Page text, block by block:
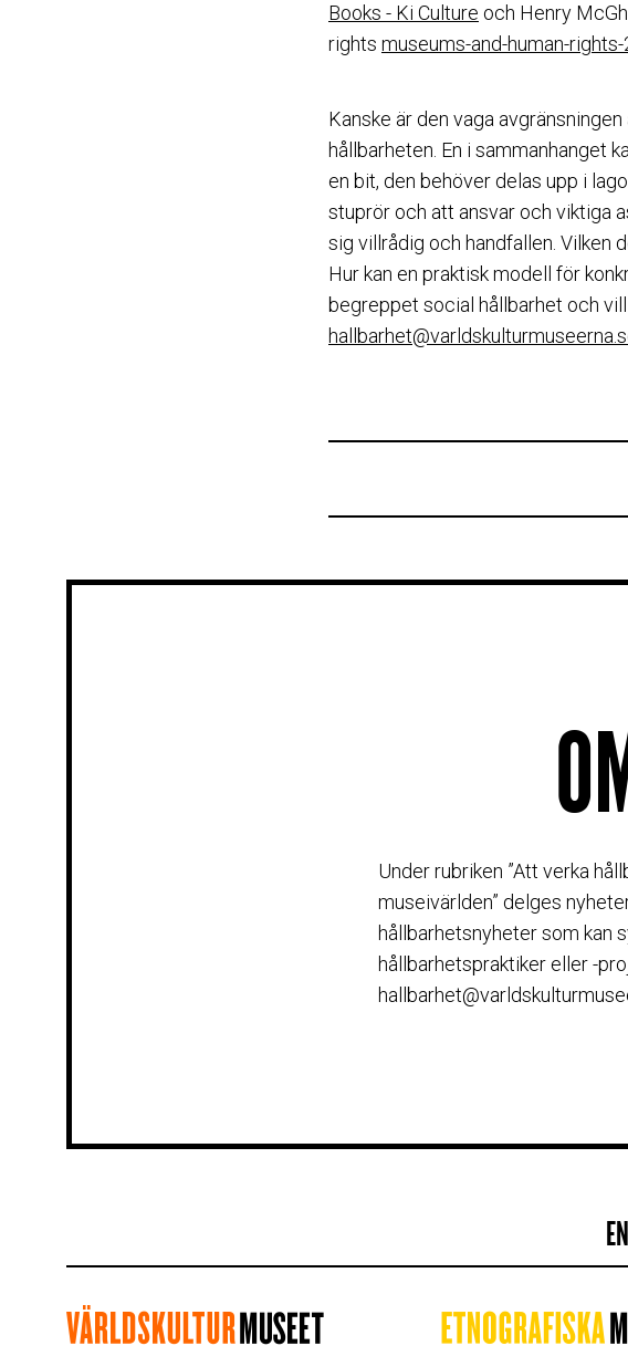
Books - Ki Culture och Henry
rights museums-and-human-
Kanske är den vaga
hållbarheten. En i sammanhanget
en bit, den behöver delas upp i
stuprör och att ansvar och viktiga
sig villrådig och handfallen. Vilken
Hur kan en praktisk modell för
begreppet social hållbarhet och
Under rubriken ”Att verka
museivärlden” delges
hållbarhetsnyheter som kan
hållbarhetspraktiker eller -